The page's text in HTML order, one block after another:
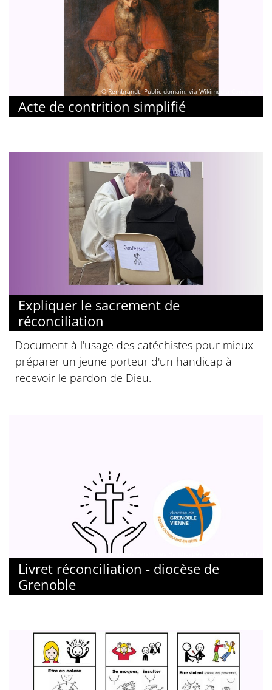
© Rembrandt, Public domain, via Wikimedia Commons
Acte de contrition simplifié
Expliquer le sacrement de
réconciliation
Document à l'usage des catéchistes pour mieux
préparer un jeune porteur d'un handicap à
recevoir le pardon de Dieu.
© Vicariat des Personnes Handicapées - Diocèse de Paris
Livret réconciliation - diocèse de
Grenoble